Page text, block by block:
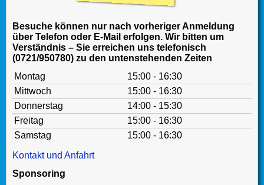
Besuche können nur nach vorheriger Anmeldung
über Telefon oder E-Mail erfolgen. Wir bitten um
Verständnis – Sie erreichen uns telefonisch
(0721/950780) zu den untenstehenden Zeiten
Montag
15:00 - 16:30
Mittwoch
15:00 - 16:30
Donnerstag
14:00 - 15:30
Freitag
15:00 - 16:30
Samstag
15:00 - 16:30
Kontakt und Anfahrt
Sponsoring